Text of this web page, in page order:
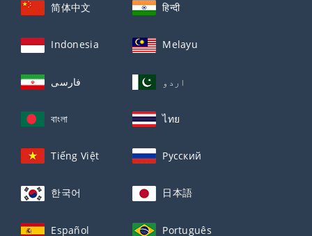
简体中文 हिन्दी
Indonesia Melayu
فارسی اردو
বাংলা ไทย
Tiếng Việt Русский
한국어 日本語
Español Português